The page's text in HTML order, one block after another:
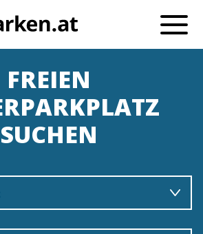
FREIEN
SUCHEN